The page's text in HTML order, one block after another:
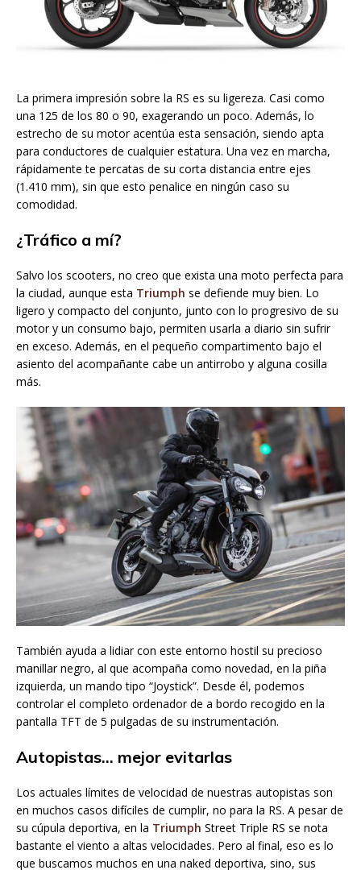
La primera impresión sobre la RS es su ligereza. Casi como
una 125 de los 80 o 90, exagerando un poco. Además, lo
estrecho de su motor acentúa esta sensación, siendo apta
para conductores de cualquier estatura. Una vez en marcha,
rápidamente te percatas de su corta distancia entre ejes
(1.410 mm), sin que esto penalice en ningún caso su
comodidad.
¿Tráfico a mí?
Salvo los scooters, no creo que exista una moto perfecta para
la ciudad, aunque esta Triumph se defiende muy bien. Lo
ligero y compacto del conjunto, junto con lo progresivo de su
motor y un consumo bajo, permiten usarla a diario sin sufrir
en exceso. Además, en el pequeño compartimento bajo el
asiento del acompañante cabe un antirrobo y alguna cosilla
más.
También ayuda a lidiar con este entorno hostil su precioso
manillar negro, al que acompaña como novedad, en la piña
izquierda, un mando tipo “Joystick”. Desde él, podemos
controlar el completo ordenador de a bordo recogido en la
pantalla TFT de 5 pulgadas de su instrumentación.
Autopistas… mejor evitarlas
Los actuales límites de velocidad de nuestras autopistas son
en muchos casos difíciles de cumplir, no para la RS. A pesar de
su cúpula deportiva, en la Triumph Street Triple RS se nota
bastante el viento a altas velocidades. Pero al final, eso es lo
que buscamos muchos en una naked deportiva, sino, sus